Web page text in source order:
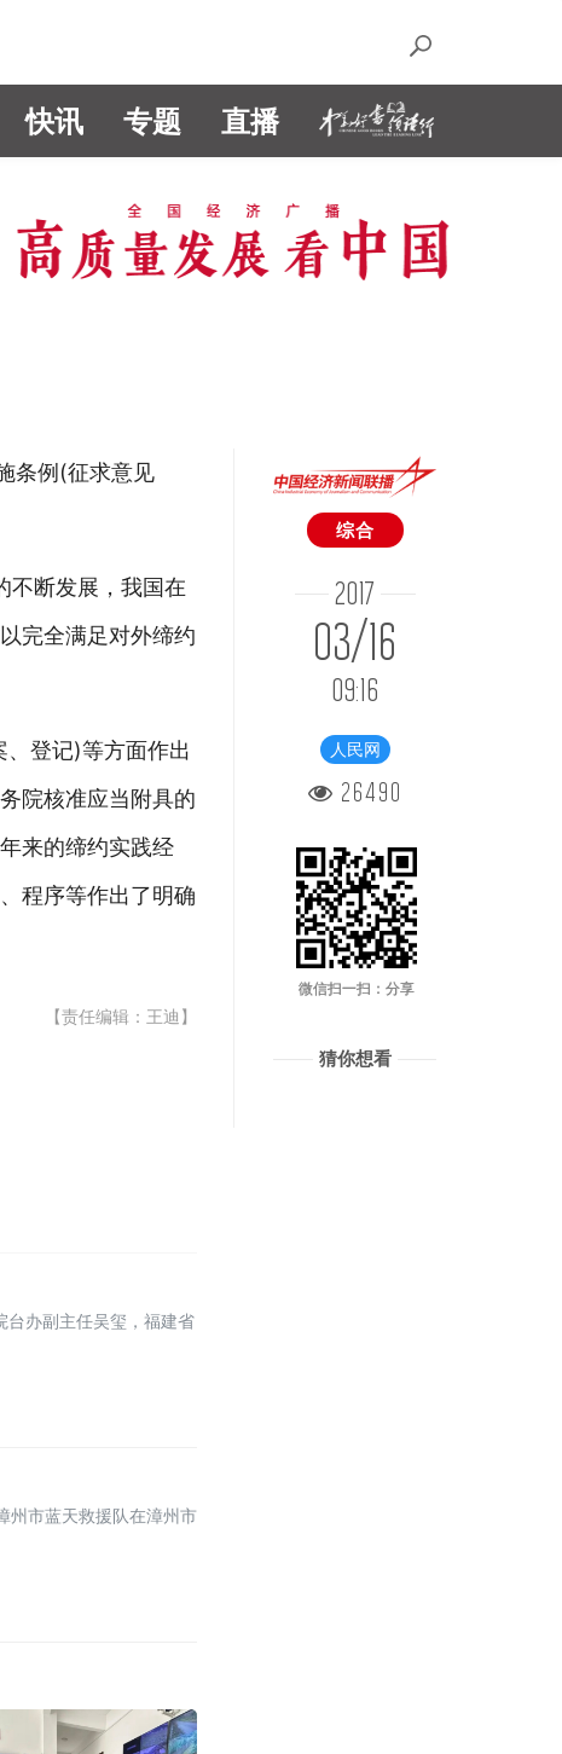
快讯 专题 直播
条例(征求意见
不断发展，我国在
完全满足对外缔约
登记)等方面作出
院核准应当附具的
来的缔约实践经
程序等作出了明确
【责任编辑：王迪】
台办副主任吴玺，福建省
州市蓝天救援队在漳州市
综合
2017
03/16
09:16
人民网
26490
微信扫一扫：分享
猜你想看